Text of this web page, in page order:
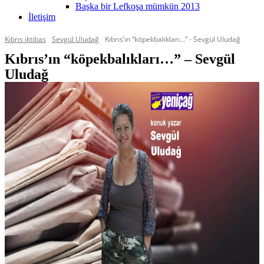
Başka bir Lefkoşa mümkün 2013
İletişim
Kıbrıs iktibas Sevgül Uludağ Kıbrıs’ın “köpekbalıkları...” - Sevgül Uludağ
Kıbrıs’ın “köpekbalıkları…” – Sevgül
Uludağ